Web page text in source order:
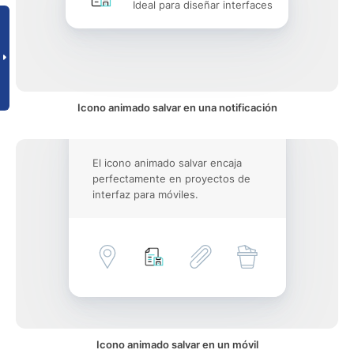
Ideal para diseñar interfaces
Icono animado salvar en una notificación
El icono animado salvar encaja
perfectamente en proyectos de
interfaz para móviles.
Icono animado salvar en un móvil